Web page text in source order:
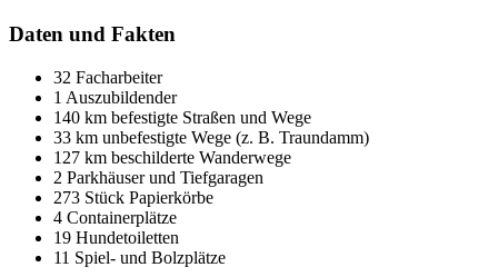
Daten und Fakten
32 Facharbeiter
1 Auszubildender
140 km befestigte Straßen und Wege
33 km unbefestigte Wege (z. B. Traundamm)
127 km beschilderte Wanderwege
2 Parkhäuser und Tiefgaragen
273 Stück Papierkörbe
4 Containerplätze
19 Hundetoiletten
11 Spiel- und Bolzplätze